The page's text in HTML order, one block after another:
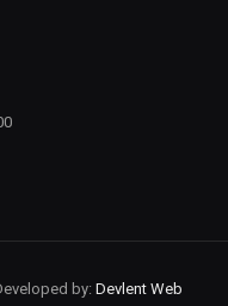
by: Devlent Web